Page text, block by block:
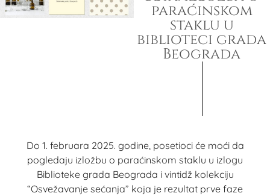
paraćinskom
staklu u
biblioteci grada
Beograda
Do 1. februara 2025. godine, posetioci će moći da
pogledaju izložbu o paraćinskom staklu u izlogu
Biblioteke grada Beograda i vintidž kolekciju
“Osvežavanje sećanja” koja je rezultat prve faze